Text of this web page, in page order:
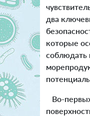
два
которые
соблюдать
Во-